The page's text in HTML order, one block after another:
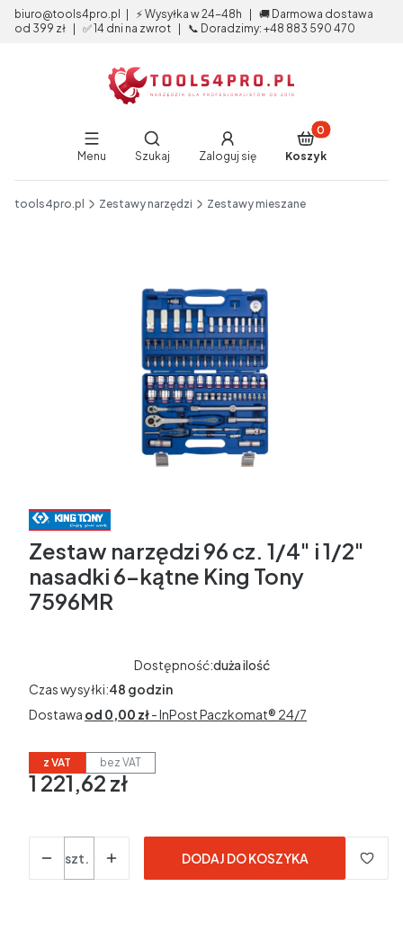
biuro@tools4pro.pl | ⚡ Wysyłka w 24-48h | 🚚 Darmowa dostawa
od 399 zł | ✅ 14 dni na zwrot | 📞 Doradzimy: +48 883 590 470
Menu
Otwórz wyszukiwarkę
Szukaj Zaloguj się
Produkty w
Koszyk
tools4pro.pl Zestawy narzędzi Zestawy mieszane
Zestaw narzędzi 96 cz. 1/4" i 1/2"
nasadki 6-kątne King Tony
7596MR
Dostępność:duża ilość
Czas wysyłki:48 godzin
Dostawa od 0,00 zł- InPost Paczkomat® 24/7
z VAT bez VAT
Cena
1 221,62 zł
w tym 23% VAT
23%
szt.
DODAJ DO KOSZYKA